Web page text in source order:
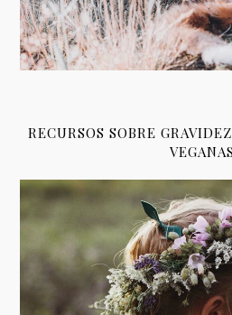
RECURSOS SOBRE